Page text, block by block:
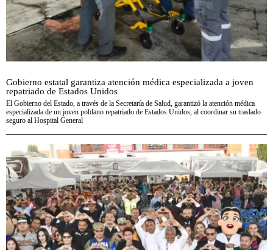
Gobierno estatal garantiza atención médica especializada a joven
repatriado de Estados Unidos
El Gobierno del Estado, a través de la Secretaría de Salud, garantizó la atención médica
especializada de un joven poblano repatriado de Estados Unidos, al coordinar su traslado
seguro al Hospital General